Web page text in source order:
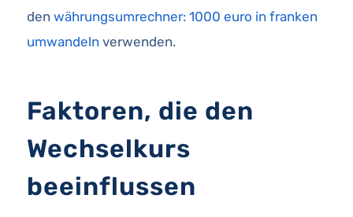
den währungsumrechner: 1000 euro in franken
umwandelnverwenden.
Faktoren, die den
Wechselkurs
beeinflussen